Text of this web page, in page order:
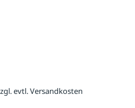
evtl. Versandkosten